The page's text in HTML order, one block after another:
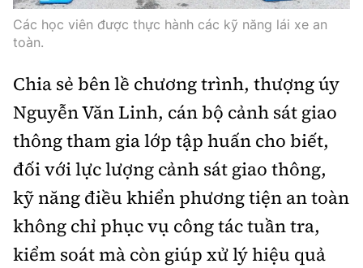
Các học viên được thực hành các kỹ năng lái xe an
toàn.
Chia sẻ bên lề chương trình, thượng úy
Nguyễn Văn Linh, cán bộ cảnh sát giao
thông tham gia lớp tập huấn cho biết,
đối với lực lượng cảnh sát giao thông,
kỹ năng điều khiển phương tiện an toàn
không chỉ phục vụ công tác tuần tra,
kiểm soát mà còn giúp xử lý hiệu quả